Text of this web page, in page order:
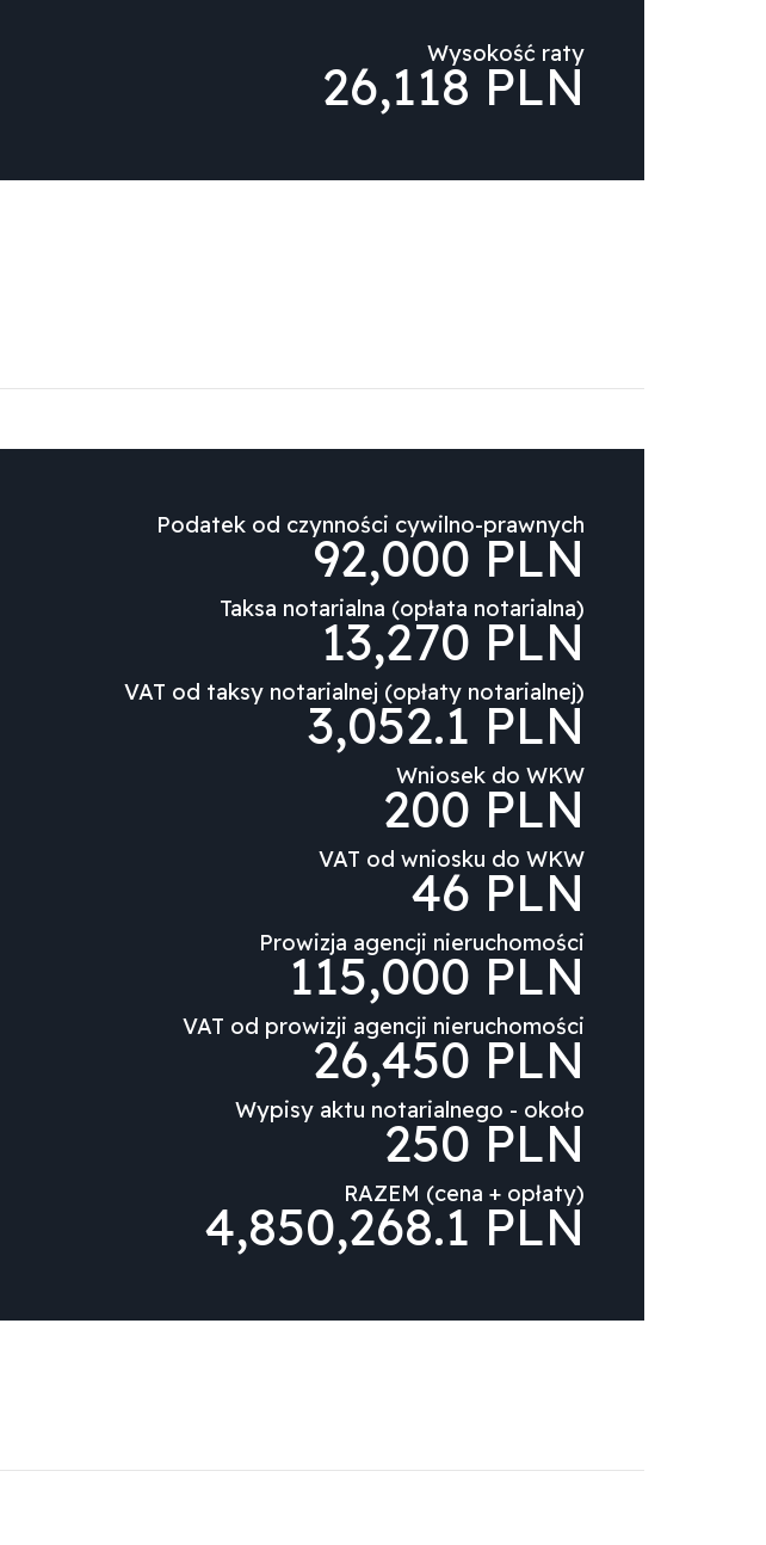
Wysokość raty
26,118 PLN
Podatek od czynności cywilno-prawnych
92,000 PLN
Taksa notarialna (opłata notarialna)
13,270 PLN
VAT od taksy notarialnej (opłaty notarialnej)
3,052.1 PLN
Wniosek do WKW
200 PLN
VAT od wniosku do WKW
46 PLN
Prowizja agencji nieruchomości
115,000 PLN
VAT od prowizji agencji nieruchomości
26,450 PLN
Wypisy aktu notarialnego - około
250 PLN
RAZEM (cena + opłaty)
4,850,268.1 PLN